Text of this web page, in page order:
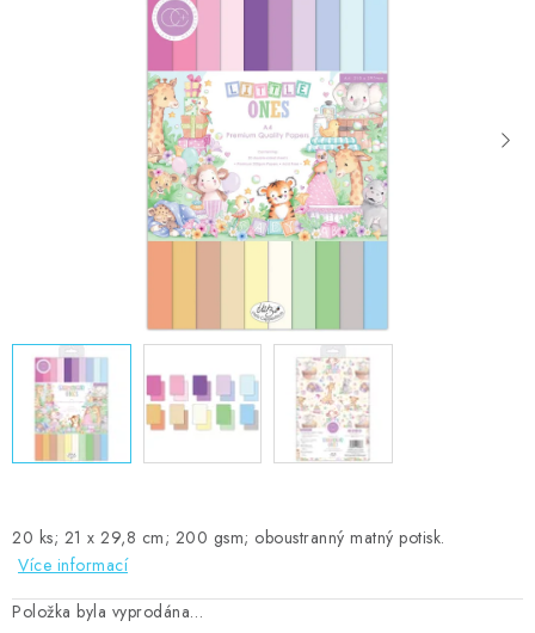
MOJE OBJEDNÁVKA
Kontakty Moje objednávka
Oblíbené ♥️
Hodnocení obchodu
Obchodní podmínky
20 ks; 21 x 29,8 cm; 200 gsm; oboustranný matný potisk.
Více informací
Položka byla vyprodána…